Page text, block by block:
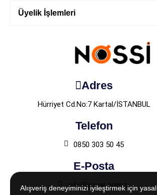
Alışveriş deneyiminizi iyileştirmek için yasal
Üyelik İşlemleri
Adres
Hürriyet Cd.No:7 Kartal/İSTANBUL
Telefon
0850 303 50 45
E-Posta
info@nossi.com.tr
Alışveriş deneyiminizi iyileştirmek için yasal